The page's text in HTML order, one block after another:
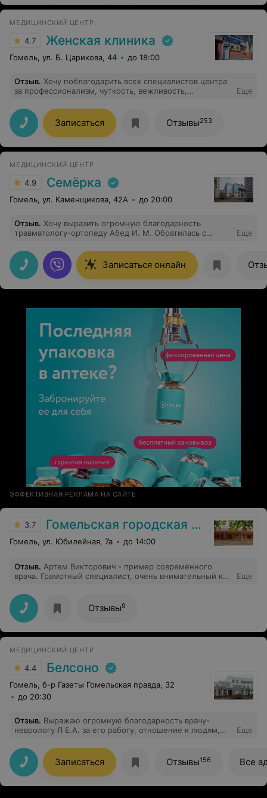
МЕДИЦИНСКИЙ ЦЕНТР
4.7 Женская клиника
Гомель, ул. Б. Царикова, 44 до 18:00
Отзыв. Хочу поблагодарить всех специалистов центра
за профессионализм, чуткость, вежливость,
Еще
Записаться Отзывы253
МЕДИЦИНСКИЙ ЦЕНТР
4.9 Семёрка
Гомель, ул. Каменщикова, 42А до 20:00
Отзыв. Хочу выразить огромную благодарность
травматологу-ортопеду Абед И. М. Обратилась с
болью и анемением. Доктор провел тщательный
осмотр, доходчиво объяснил причину проблемы и
назначил четкое лечение. Внимательный, вежливый,
золотые руки. Однозначно рекомендую!
Еще
Записаться онлайн
ЭФФЕКТИВНАЯ РЕКЛАМА НА САЙТЕ
3.7 Гомельская городская клиническая поликлиника №7
Гомель, ул. Юбилейная, 7а до 14:00
Отзыв. Артем Викторович - пример современного
врача. Грамотный специалист, очень внимательный к
назначает адекватное лечение и обследование при
необходимости, всегда доступно объясняет и отвечает
на вопросы, вежливый. Молодой, но достаточно
опытный. Такие люди очень нужны нашей системе
здравоохранения. Спасибо Вам, Артем Викторович, за
Еще
Отзывы9
МЕДИЦИНСКИЙ ЦЕНТР
4.4 Белсоно
Гомель, б-р Газеты Гомельская правда, 32
до 20:30
Отзыв. Выражаю огромную благодарность врачу-
неврологу Л Е.А. за его работу, отношение к людям,
города! Сам центр хороший, рекомендую.
Еще
Записаться Отзывы156 Все